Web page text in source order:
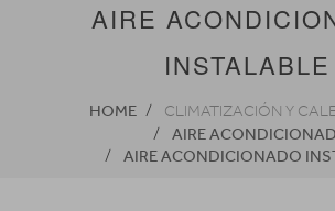
AIRE
INSTALABLE
HOME CLIMATIZACIÓN Y
AIRE
AIRE ACONDICIONADO